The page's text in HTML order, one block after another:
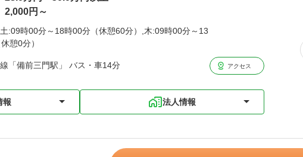
2,000円～
:09時00分～18時00分（休憩60分）,木:09時00分～13
憩0分）
線「備前三門駅」 バス・車14分 アクセス
報 法人情報